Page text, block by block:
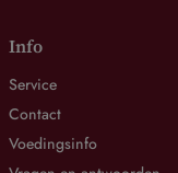
Info
Service
Contact
Voedingsinfo